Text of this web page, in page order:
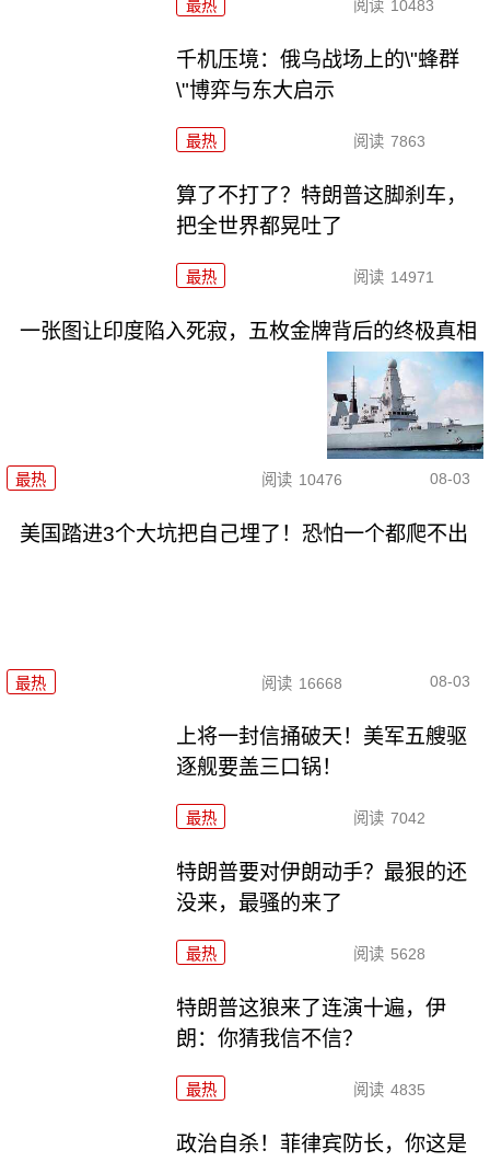
最热 阅读 10483
千机压境：俄乌战场上的\"蜂群
\"博弈与东大启示
最热 阅读 7863
算了不打了？特朗普这脚刹车，
把全世界都晃吐了
最热 阅读 14971
一张图让印度陷入死寂，五枚金牌背后的终极真相
最热 阅读 10476 08-03
美国踏进3个大坑把自己埋了！恐怕一个都爬不出
最热 阅读 16668 08-03
上将一封信捅破天！美军五艘驱
逐舰要盖三口锅！
最热 阅读 7042
特朗普要对伊朗动手？最狠的还
没来，最骚的来了
最热 阅读 5628
特朗普这狼来了连演十遍，伊
朗：你猜我信不信？
最热 阅读 4835
政治自杀！菲律宾防长，你这是